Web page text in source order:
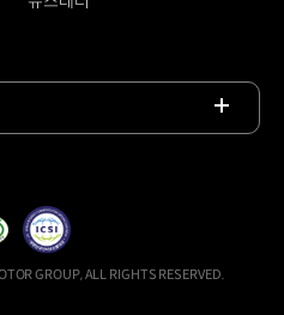
GROUP, ALL RIGHTS RESERVED.